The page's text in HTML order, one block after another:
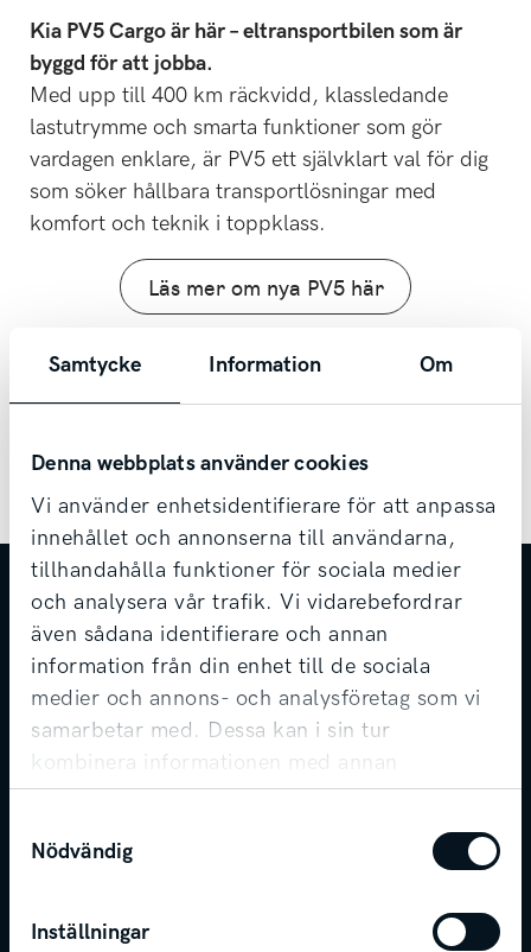
Samtycke Information Om
Denna webbplats använder cookies
Vi använder enhetsidentifierare för att anpassa
innehållet och annonserna till användarna,
tillhandahålla funktioner för sociala medier
och analysera vår trafik. Vi vidarebefordrar
även sådana identifierare och annan
information från din enhet till de sociala
medier och annons- och analysföretag som vi
samarbetar med. Dessa kan i sin tur
kombinera informationen med annan
information som du har tillhandahållit eller
som de har samlat in när du har använt deras
tjänster.
Nödvändig
Inställningar
Kia PV5 Cargo är här – eltransportbilen som är
byggd för att jobba.
Med upp till 400 km räckvidd, klassledande
lastutrymme och smarta funktioner som gör
vardagen enklare, är PV5 ett självklart val för dig
som söker hållbara transportlösningar med
komfort och teknik i toppklass.
Läs mer om nya PV5 här
Tack Falköping!
Ny Kia-app – allt samlat på ett ställe
KONTAKT
Telefon
0500-44 48 00
E-post
info@svenskamotor.se
FÖLJ SVENSKA MOTOR
ATT KÖPA